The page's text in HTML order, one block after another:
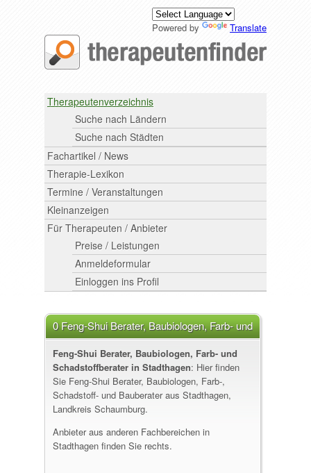
Powered by Translate
Therapeutenverzeichnis
Suche nach Ländern
Suche nach Städten
Fachartikel / News
Therapie-Lexikon
Termine / Veranstaltungen
Kleinanzeigen
Für Therapeuten / Anbieter
Preise / Leistungen
Anmeldeformular
Einloggen ins Profil
0 Feng-Shui Berater, Baubiologen, Farb- und
Schadstoffberater in Stadthagen
Feng-Shui Berater, Baubiologen, Farb- und
Schadstoffberater in Stadthagen: Hier finden
Sie Feng-Shui Berater, Baubiologen, Farb-,
Schadstoff- und Bauberater aus Stadthagen,
Landkreis Schaumburg.
Anbieter aus anderen Fachbereichen in
Stadthagen finden Sie rechts.